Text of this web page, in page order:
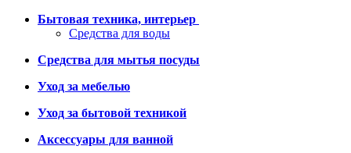
Бытовая техника, интерьер
Средства для воды
Средства для мытья посуды
Уход за мебелью
Уход за бытовой техникой
Аксессуары для ванной